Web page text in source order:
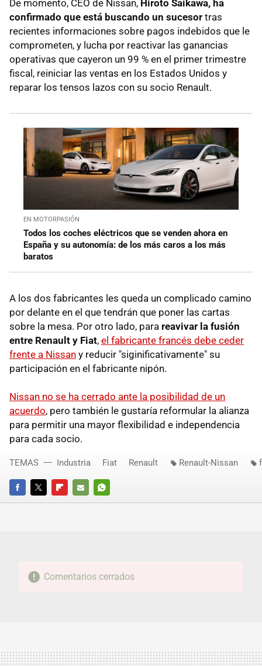
De momento, CEO de Nissan, Hiroto Saikawa, ha
confirmado que está buscando un sucesor tras
recientes informaciones sobre pagos indebidos que le
comprometen, y lucha por reactivar las ganancias
operativas que cayeron un 99 % en el primer trimestre
fiscal, reiniciar las ventas en los Estados Unidos y
reparar los tensos lazos con su socio Renault.
EN MOTORPASIÓN
Todos los coches eléctricos que se venden ahora en
España y su autonomía: de los más caros a los más
baratos
A los dos fabricantes les queda un complicado camino
por delante en el que tendrán que poner las cartas
sobre la mesa. Por otro lado, para reavivar la fusión
entre Renault y Fiat, el fabricante francés debe ceder
frente a Nissan y reducir "siginificativamente" su
participación en el fabricante nipón.
Nissan no se ha cerrado ante la posibilidad de un
acuerdo, pero también le gustaría reformular la alianza
para permitir una mayor flexibilidad e independencia
para cada socio.
FACEBOOKTWITTERFLIPBOARD
E-
WHATSAPP
TEMAS Industria Fiat Renault Renault-Nissan
Comentarios cerrados